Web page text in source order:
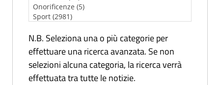
N.B. Seleziona una o più categorie per
effettuare una ricerca avanzata. Se non
selezioni alcuna categoria, la ricerca verrà
effettuata tra tutte le notizie.